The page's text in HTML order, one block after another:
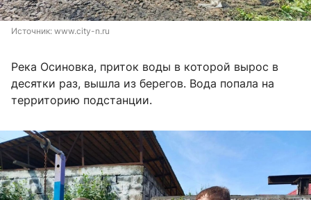
Источник: www.city-n.ru
Река Осиновка, приток воды в которой вырос в
десятки раз, вышла из берегов. Вода попала на
территорию подстанции.